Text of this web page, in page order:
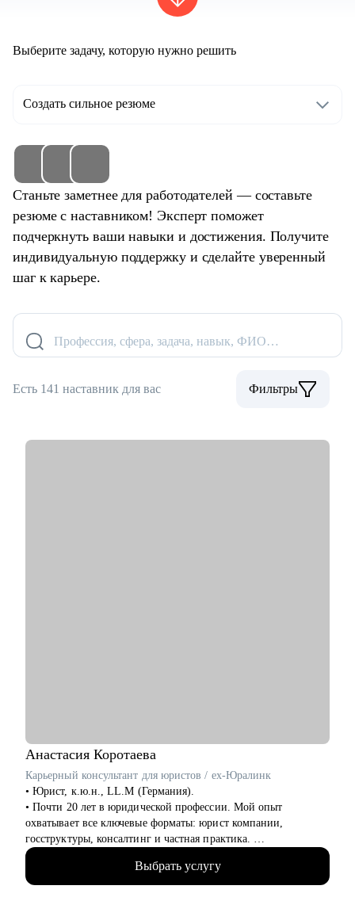
Выберите задачу, которую нужно решить
Создать сильное резюме
Станьте заметнее для работодателей — составьте
резюме с наставником! Эксперт поможет
подчеркнуть ваши навыки и достижения. Получите
индивидуальную поддержку и сделайте уверенный
шаг к карьере.
Профессия, сфера, задача, навык, ФИО…
Есть 141 наставник для вас Фильтры
Анастасия Коротаева
Карьерный консультант для юристов / ex-Юралинк
• Юрист, к.ю.н., LL.M (Германия).
• Почти 20 лет в юридической профессии. Мой опыт
охватывает все ключевые форматы: юрист компании,
госструктуры, консалтинг и частная практика.
• Более 14 лет работала с иностранными компаниями со всего
мира, оказывая им юридические услуги в России.
• Автор статей в топовых юридических журналах.
Выбрать услугу